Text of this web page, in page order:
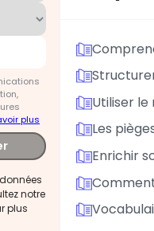
plus
notre
plus
Utiliser le
Les
Enrichir